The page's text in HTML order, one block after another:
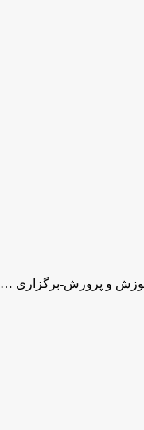
و پرورش-برگزاری …